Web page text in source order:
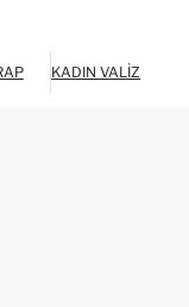
KADIN VALIZ